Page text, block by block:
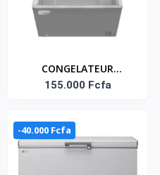
CONGELATEUR
COUCHE 254 LITRES
GARANTIE : 12 MOIS
Référence : STCC-287M
155.000 Fcfa
-40.000 Fcfa